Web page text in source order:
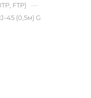
FTP) —
45 (0,5м) G